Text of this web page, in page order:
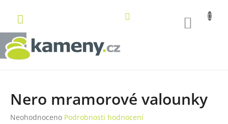
obsah
Nero mramorové valounky
Průměrné
Neohodnoceno Podrobnosti hodnocení